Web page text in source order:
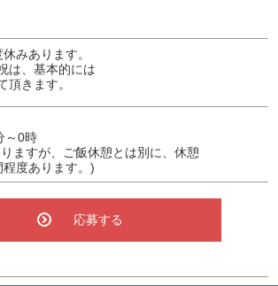
みあります。
は、基本的には
頂きます。
～0時
ますが、ご飯休憩とは別に、休憩
程度あります。)
応募する